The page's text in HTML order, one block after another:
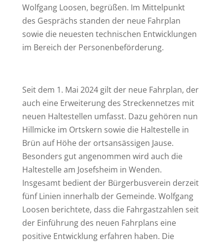
Wolfgang Loosen, begrüßen. Im Mittelpunkt
des Gesprächs standen der neue Fahrplan
sowie die neuesten technischen Entwicklungen
im Bereich der Personenbeförderung.
Seit dem 1. Mai 2024 gilt der neue Fahrplan, der
auch eine Erweiterung des Streckennetzes mit
neuen Haltestellen umfasst. Dazu gehören nun
Hillmicke im Ortskern sowie die Haltestelle in
Brün auf Höhe der ortsansässigen Jause.
Besonders gut angenommen wird auch die
Haltestelle am Josefsheim in Wenden.
Insgesamt bedient der Bürgerbusverein derzeit
fünf Linien innerhalb der Gemeinde. Wolfgang
Loosen berichtete, dass die Fahrgastzahlen seit
der Einführung des neuen Fahrplans eine
positive Entwicklung erfahren haben. Die